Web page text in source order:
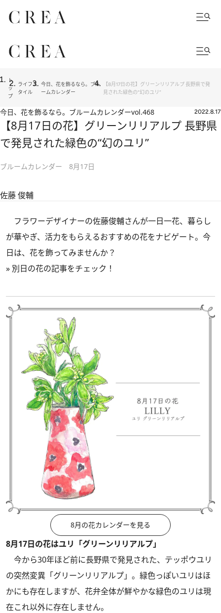
ト
ッ
プ
ライフス
タイル
今日、花を飾るなら。ブル
ームカレンダー
【8月17日の花】グリーンリリアルプ 長野県で発
見された緑色の“幻のユリ”
今日、花を飾るなら。ブルームカレンダーvol.468 2022.8.17
【8月17日の花】グリーンリリアルプ 長野県
で発見された緑色の“幻のユリ”
ブルームカレンダー 8月17日
佐藤 俊輔
フラワーデザイナーの佐藤俊輔さんが一日一花、暮らし
が華やぎ、活力をもらえるおすすめの花をナビゲート。今
日は、花を飾ってみませんか？
» 別日の花の記事をチェック！
8月の花カレンダーを見る
8月17日の花はユリ「グリーンリリアルプ」
今から30年ほど前に長野県で発見された、テッポウユリ
の突然変異「グリーンリリアルプ」。緑色っぽいユリはほ
かにも存在しますが、花弁全体が鮮やかな緑色のユリは現
在これ以外に存在しません。